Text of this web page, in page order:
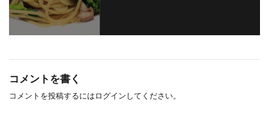
コメントを書く
コメントを投稿するにはログインしてください。